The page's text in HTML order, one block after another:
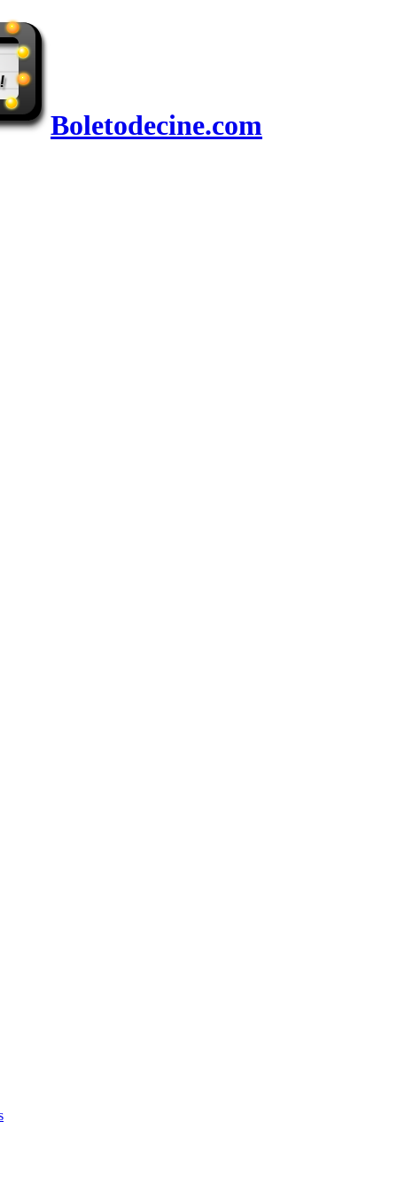
Boletodecine.com